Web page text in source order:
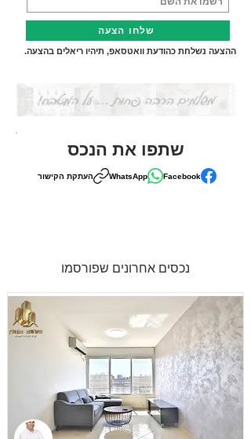
שלחו הצעה
ההצעה נשלחת כהודעת וואטסאפ, תיהיו ריאלים בהצעה.
שתפו את הנכס
Facebook
WhatsApp העתקת הקישור
נכסים אחרונים שפורסמו